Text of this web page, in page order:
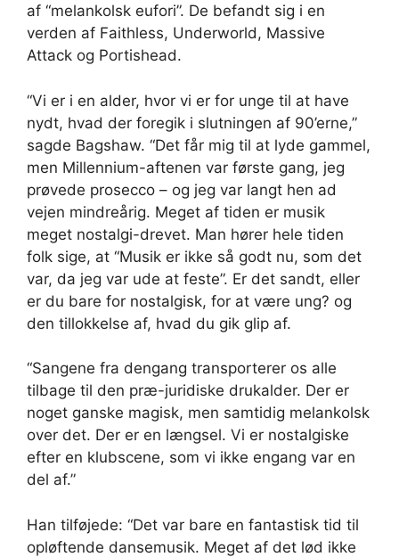
af “melankolsk eufori”. De befandt sig i en
verden af ​​Faithless, Underworld, Massive
Attack og Portishead.
“Vi er i en alder, hvor vi er for unge til at have
nydt, hvad der foregik i slutningen af ​​90’erne,”
sagde Bagshaw. “Det får mig til at lyde gammel,
men Millennium-aftenen var første gang, jeg
prøvede prosecco – og jeg var langt hen ad
vejen mindreårig. Meget af tiden er musik
meget nostalgi-drevet. Man hører hele tiden
folk sige, at “Musik er ikke så godt nu, som det
var, da jeg var ude at feste”. Er det sandt, eller
er du bare for nostalgisk, for at være ung? og
den tillokkelse af, hvad du gik glip af.
“Sangene fra dengang transporterer os alle
tilbage til den præ-juridiske drukalder. Der er
noget ganske magisk, men samtidig melankolsk
over det. Der er en længsel. Vi er nostalgiske
efter en klubscene, som vi ikke engang var en
del af.”
Han tilføjede: “Det var bare en fantastisk tid til
opløftende dansemusik. Meget af det lød ikke